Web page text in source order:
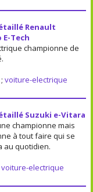
Renault
Tech
championne de
; voiture-electrique
Suzuki e-Vitara
championne mais
à tout faire qui se
au quotidien.
voiture-electrique